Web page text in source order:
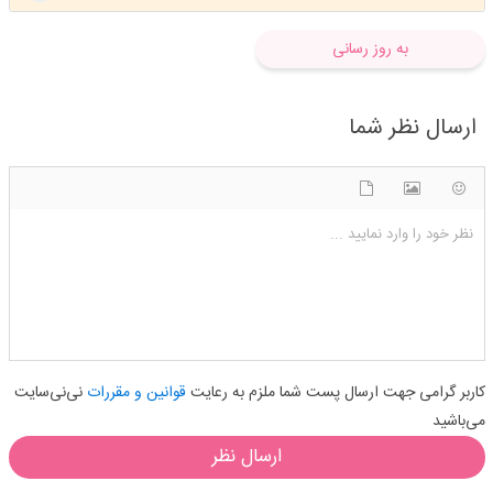
به روز رسانی
ارسال نظر شما
نظر خود را وارد نمایید ...
کاربر گرامی جهت ارسال پست شما ملزم به رعایت قوانین و مقرراتنی‌نی‌سایت
می‌باشید
ارسال نظر